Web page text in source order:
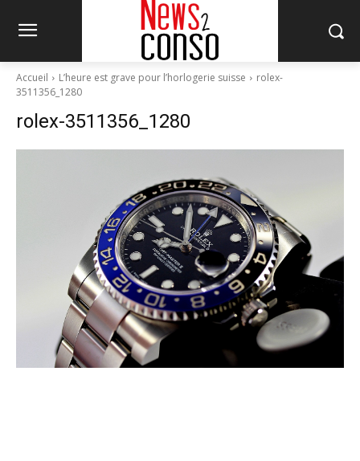
Accueil L’heure est grave pour l’horlogerie suisse
rolex-
3511356_1280
rolex-3511356_1280